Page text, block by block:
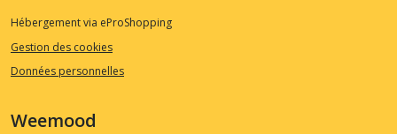
Hébergement via eProShopping
Gestion des cookies
Données personnelles
Weemood